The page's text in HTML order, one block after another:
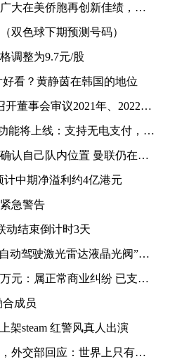
，自立自强做当地发展繁荣的贡献者和受益者
双色球下期预测号码）
调整为9.7元/股
看？黄静茵在韩国的地位
2021年、2022年年报及2022年半年报
：支持无电支付，支付只需碰一碰
己队内位置 曼联仍在谈霍伊伦德
计中期净溢利约4亿港元
急警告
动结束倒计时3天
晶光阀”已完成项目研发 目前处于市场推广阶段
属正常商业纠纷 已支付全部款项
成员
架steam 红警风真人出演
部回应：世界上只有一个中国